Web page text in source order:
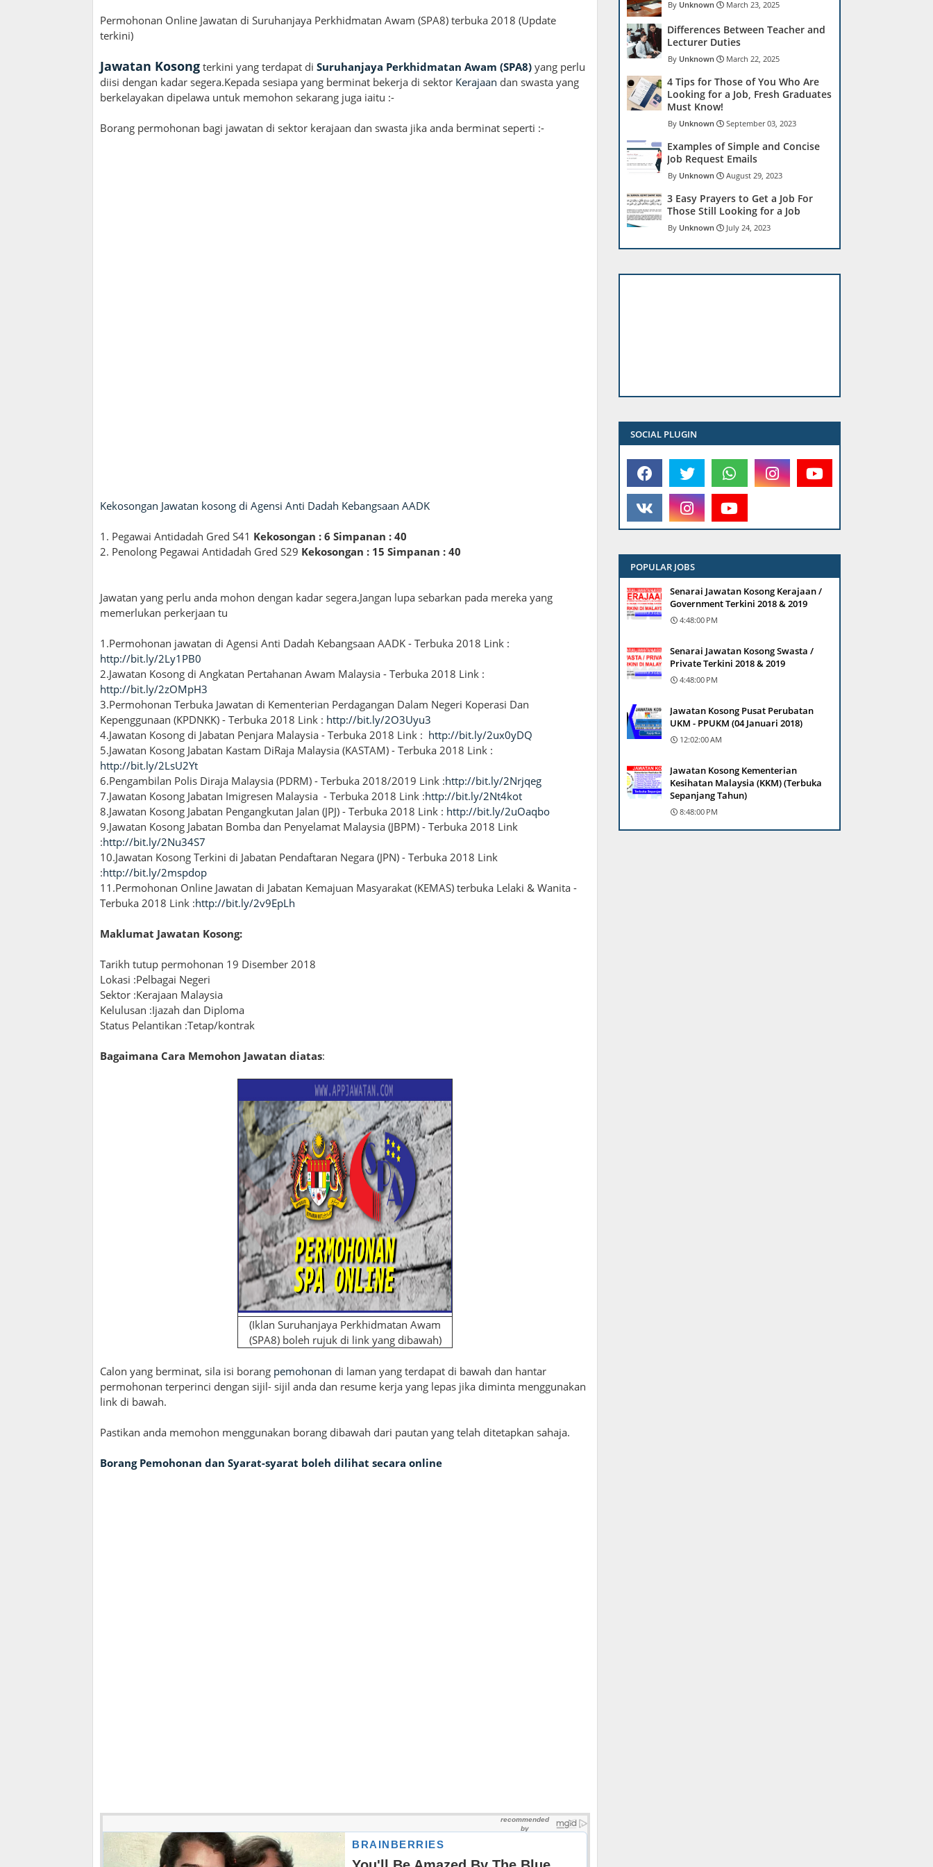
Permohonan Online Jawatan di Suruhanjaya Perkhidmatan Awam (SPA8) terbuka 2018 (Update
terkini)
Jawatan Kosong terkini yang terdapat di Suruhanjaya Perkhidmatan Awam (SPA8) yang perlu
diisi dengan kadar segera.Kepada sesiapa yang berminat bekerja di sektor Kerajaan dan swasta yang
berkelayakan dipelawa untuk memohon sekarang juga iaitu :-
Borang permohonan bagi jawatan di sektor kerajaan dan swasta jika anda berminat seperti :-
Kekosongan Jawatan kosong di Agensi Anti Dadah Kebangsaan AADK
1. Pegawai Antidadah Gred S41 Kekosongan : 6 Simpanan : 40
2. Penolong Pegawai Antidadah Gred S29 Kekosongan : 15 Simpanan : 40
Jawatan yang perlu anda mohon dengan kadar segera.Jangan lupa sebarkan pada mereka yang
memerlukan perkerjaan tu
1.Permohonan jawatan di Agensi Anti Dadah Kebangsaan AADK - Terbuka 2018 Link :
http://bit.ly/2Ly1PB0
2.Jawatan Kosong di Angkatan Pertahanan Awam Malaysia - Terbuka 2018 Link :
http://bit.ly/2zOMpH3
3.Permohonan Terbuka Jawatan di Kementerian Perdagangan Dalam Negeri Koperasi Dan
Kepenggunaan (KPDNKK) - Terbuka 2018 Link : http://bit.ly/2O3Uyu3
4.Jawatan Kosong di Jabatan Penjara Malaysia - Terbuka 2018 Link : http://bit.ly/2ux0yDQ
5.Jawatan Kosong Jabatan Kastam DiRaja Malaysia (KASTAM) - Terbuka 2018 Link :
http://bit.ly/2LsU2Yt
6.Pengambilan Polis Diraja Malaysia (PDRM) - Terbuka 2018/2019 Link :http://bit.ly/2Nrjqeg
7.Jawatan Kosong Jabatan Imigresen Malaysia - Terbuka 2018 Link :http://bit.ly/2Nt4kot
8.Jawatan Kosong Jabatan Pengangkutan Jalan (JPJ) - Terbuka 2018 Link : http://bit.ly/2uOaqbo
9.Jawatan Kosong Jabatan Bomba dan Penyelamat Malaysia (JBPM) - Terbuka 2018 Link
:http://bit.ly/2Nu34S7
10.Jawatan Kosong Terkini di Jabatan Pendaftaran Negara (JPN) - Terbuka 2018 Link
:http://bit.ly/2mspdop
11.Permohonan Online Jawatan di Jabatan Kemajuan Masyarakat (KEMAS) terbuka Lelaki & Wanita -
Terbuka 2018 Link :http://bit.ly/2v9EpLh
Maklumat Jawatan Kosong:
Tarikh tutup permohonan 19 Disember 2018
Lokasi :Pelbagai Negeri
Sektor :Kerajaan Malaysia
Kelulusan :Ijazah dan Diploma
Status Pelantikan :Tetap/kontrak
Bagaimana Cara Memohon Jawatan diatas:
(Iklan Suruhanjaya Perkhidmatan Awam
(SPA8) boleh rujuk di link yang dibawah)
Calon yang berminat, sila isi borang pemohonan di laman yang terdapat di bawah dan hantar
permohonan terperinci dengan sijil- sijil anda dan resume kerja yang lepas jika diminta menggunakan
link di bawah.
Pastikan anda memohon menggunakan borang dibawah dari pautan yang telah ditetapkan sahaja.
Borang Pemohonan dan Syarat-syarat boleh dilihat secara online
Unknown March 23, 2025
Differences Between Teacher and
Lecturer Duties
Unknown March 22, 2025
4 Tips for Those of You Who Are
Looking for a Job, Fresh Graduates
Must Know!
Unknown September 03, 2023
Examples of Simple and Concise
Job Request Emails
Unknown August 29, 2023
3 Easy Prayers to Get a Job For
Those Still Looking for a Job
Unknown July 24, 2023
SOCIAL PLUGIN
POPULAR JOBS
Senarai Jawatan Kosong Kerajaan /
Government Terkini 2018 & 2019
4:48:00 PM
Senarai Jawatan Kosong Swasta /
Private Terkini 2018 & 2019
4:48:00 PM
Jawatan Kosong Pusat Perubatan
UKM - PPUKM (04 Januari 2018)
12:02:00 AM
Jawatan Kosong Kementerian
Kesihatan Malaysia (KKM) (Terbuka
Sepanjang Tahun)
8:48:00 PM